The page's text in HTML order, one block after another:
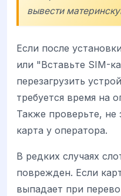
вывести
Если после
или "Вставьте SIM-
перезагрузить
требуется время на
Также проверьте, не
карта у оператора.
В редких случаях
поврежден. Если
выпадает при